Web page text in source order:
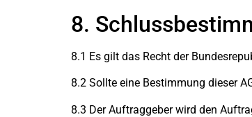
8.
8.1 Es gilt das Recht der
8.2 Sollte eine Bestimmung dieser
8.3 Der Auftraggeber wird den